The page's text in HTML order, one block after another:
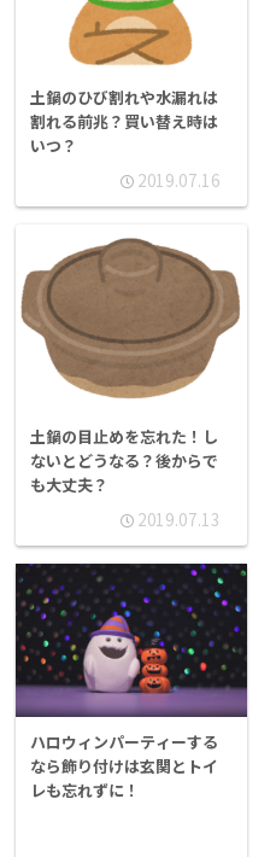
土鍋のひび割れや水漏れは
割れる前兆？買い替え時は
いつ？
2019.07.16
土鍋の目止めを忘れた！し
ないとどうなる？後からで
も大丈夫？
2019.07.13
ハロウィンパーティーする
なら飾り付けは玄関とトイ
レも忘れずに！